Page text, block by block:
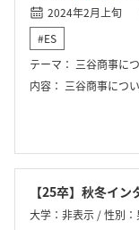
2024年2月上旬
#ES
テーマ： 三谷商事に
内容： 三谷商事についてテーマを
【25卒】秋冬イ
大学：非表示 / 性別